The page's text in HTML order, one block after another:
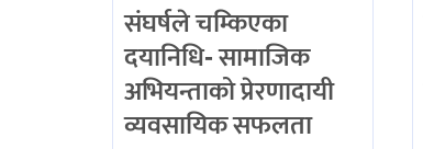
संघर्षले चम्किएका
दयानिधि- सामाजिक
अभियन्ताको प्रेरणादायी
व्यवसायिक सफलता